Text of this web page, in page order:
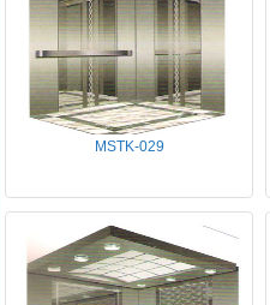
MSTK-029